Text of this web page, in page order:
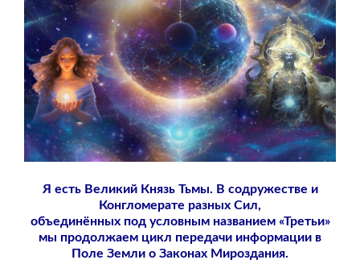
Я есть Великий Князь Тьмы. В содружестве и
Конгломерате разных Сил,
объединённых под условным названием «Третьи»
мы продолжаем цикл передачи информации в
Поле Земли о Законах Мироздания.